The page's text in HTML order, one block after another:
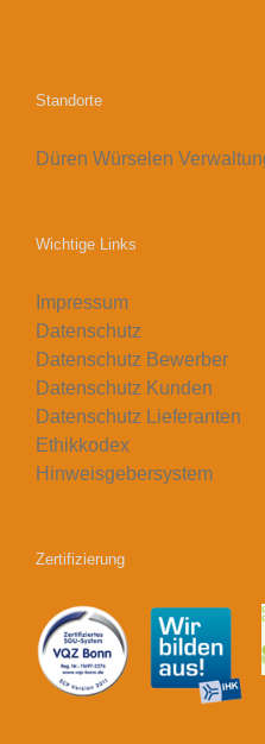
Standorte
Düren Würselen
Wichtige Links
Impressum
Datenschutz
Datenschutz Bewerber
Datenschutz Kunden
Datenschutz Lieferanten
Ethikkodex
Hinweisgebersystem
Zertifizierung